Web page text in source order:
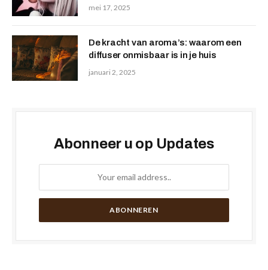
mei 17, 2025
De kracht van aroma’s: waarom een
diffuser onmisbaar is in je huis
januari 2, 2025
Abonneer u op Updates